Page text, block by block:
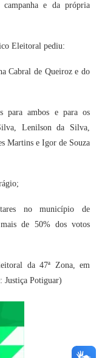
e da própria
Eleitoral pediu:
Cabral de Queiroz e do
para ambos e para os
Lenilson da Silva,
Martins e Igor de Souza
no município de
de 50% dos votos
da 47ª Zona, em
Justiça Potiguar)